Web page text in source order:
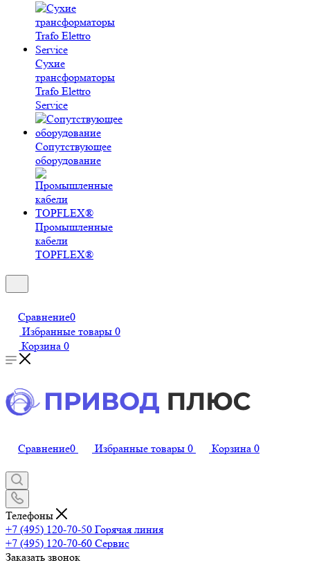
Сухие
трансформаторы
Trafo Elettro
Service
Сопутствующее
оборудование
Промышленные
кабели
TOPFLEX®
Сравнение0
Избранные товары 0
Корзина 0
Сравнение0 Избранные товары 0 Корзина 0
Телефоны
+7 (495) 120-70-50 Горячая линия
+7 (495) 120-70-60 Сервис
Заказать звонок